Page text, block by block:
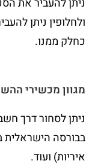
ולחלופין ניתן
כחלק ממנו.
מגוון מכשירי
ניתן לסחור דרך
בבורסה הישראלית
איריות) ועוד.